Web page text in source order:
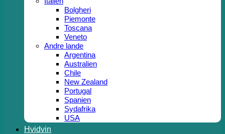
Bolgheri
Piemonte
Toscana
Veneto
Andre lande
Argentina
Australien
Chile
New Zealand
Portugal
Spanien
Sydafrika
USA
Hvidvin